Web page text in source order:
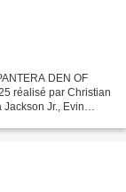
DEN OF
réalisé par Christian
Jr., Evin